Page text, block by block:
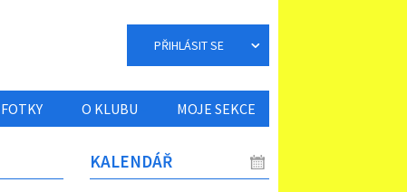
PŘIHLÁSIT SE
FOTKY O KLUBU MOJE SEKCE
KALENDÁŘ